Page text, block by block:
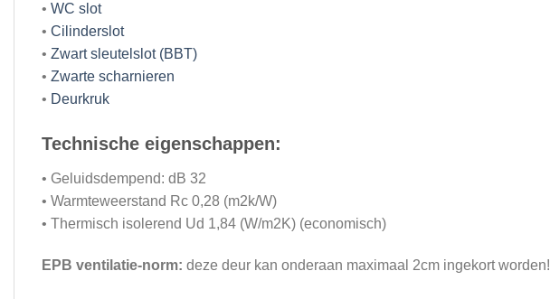
• WC slot
• Cilinderslot
• Zwart sleutelslot (BBT)
• Zwarte scharnieren
• Deurkruk
Technische eigenschappen:
• Geluidsdempend: dB 32
• Warmteweerstand Rc 0,28 (m2k/W)
• Thermisch isolerend Ud 1,84 (W/m2K) (economisch)
EPB ventilatie-norm: deze deur kan onderaan maximaal 2cm ingekort worden!